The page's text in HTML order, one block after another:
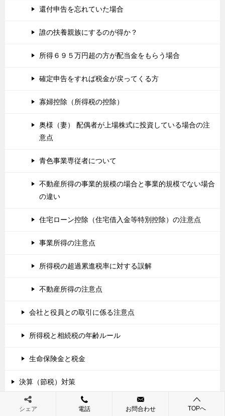
還付申告を忘れていた場合
誰の扶養親族にするのが得か？
所得６９５万円超の方が配当金をもらう場合
確定申告をすれば税金が戻ってくる方
寡婦控除（所得税の控除）
奥様（妻） 配偶者が上場株式に投資している場合の注
意点
青色事業専従者について
不動産所得の事業的規模の場合と事業的規模でない場合
の違い
住宅ローン控除（住宅借入金等特別控除）の注意点
事業所得の注意点
所得税の超過累進税率に対する誤解
不動産所得の注意点
会社と役員との取引に係る注意点
所得税と相続税の年齢ルール
生命保険金と税金
決算（節税）対策
家族（身内）が亡くなった場合に税務上やるべきこと
シェア 電話 お問合わせ TOPへ